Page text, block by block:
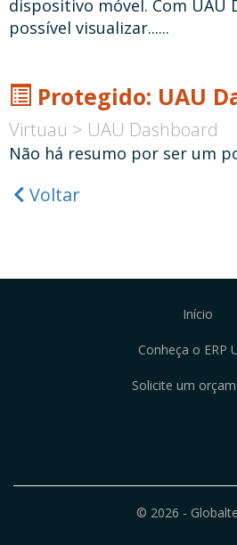
dispositivo móvel. Com UAU
possível visualizar......
Protegido: UAU
Virtuau > UAU Dashboard
Não há resumo por ser um
Voltar
Início
Conheça o ERP
Solicite um
© 2026 -